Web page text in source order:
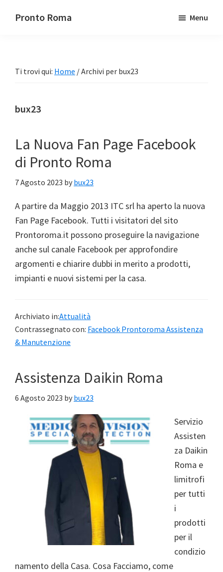
Pronto Roma Menu
Ti trovi qui: Home /Archivi per bux23
bux23
La Nuova Fan Page Facebook
di Pronto Roma
7 Agosto 2023 by bux23
A partire da Maggio 2013 ITC srl ha aperto la nuova
Fan Page Facebook. Tutti i visitatori del sito
Prontoroma.it possono proseguire la navigazione
anche sul canale Facebook per approfondire
argomenti e chiarire dubbi in merito a prodotti,
impianti e nuovi sistemi per la casa.
Archiviato in:Attualità
Contrassegnato con: Facebook Prontoroma Assistenza
& Manutenzione
Assistenza Daikin Roma
6 Agosto 2023 by bux23
Servizio
Assisten
za Daikin
Roma e
limitrofi
per tutti
i
prodotti
per il
condizio
namento della Casa. Cosa Facciamo, come